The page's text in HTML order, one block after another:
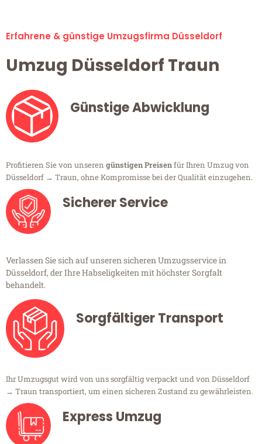
Erfahrene & günstige Umzugsfirma Düsseldorf
Umzug Düsseldorf Traun
Günstige Abwicklung
Profitieren Sie von unseren günstigen Preisenfür Ihren Umzug von
Düsseldorf → Traun, ohne Kompromisse bei der Qualität einzugehen.
Sicherer Service
Verlassen Sie sich auf unseren sicheren Umzugsservice in
Düsseldorf, der Ihre Habseligkeiten mit höchster Sorgfalt
behandelt.
Sorgfältiger Transport
Ihr Umzugsgut wird von uns sorgfältig verpackt und von Düsseldorf
→ Traun transportiert, um einen sicheren Zustand zu gewährleisten.
Express Umzug